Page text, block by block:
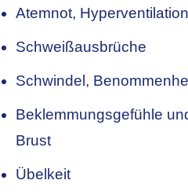
Atemnot,
Schweißausbrüche
Schwindel,
Beklemmungsgefühle
Brust
Übelkeit